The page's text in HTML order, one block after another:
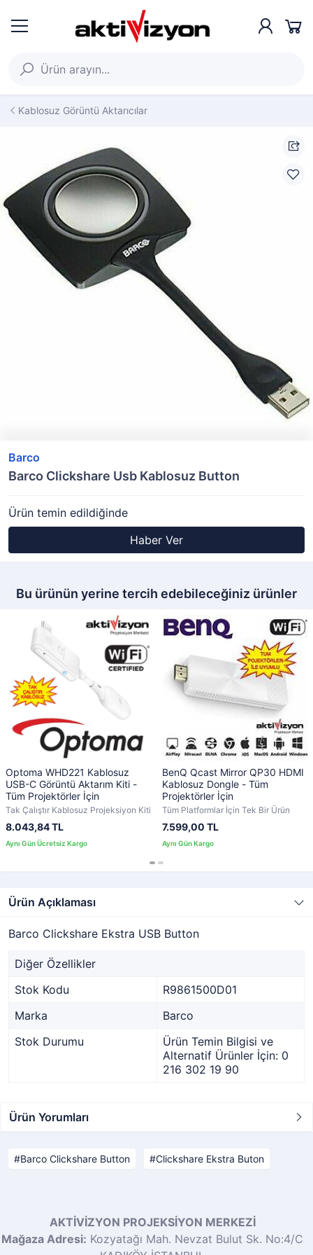
Kablosuz Görüntü Aktarıcılar
Barco
Barco Clickshare Usb Kablosuz Button
Ürün temin edildiğinde
Haber Ver
Bu ürünün yerine tercih edebileceğiniz ürünler
Optoma WHD221 Kablosuz
USB-C Görüntü Aktarım Kiti -
Tüm Projektörler İçin
Tak Çalıştır Kablosuz Projeksiyon Kiti
8.043,84 TL
BenQ Qcast Mirror QP30 HDMI
Kablosuz Dongle - Tüm
Projektörler İçin
Tüm Platformlar İçin Tek Bir Ürün
7.599,00 TL
Ürün Açıklaması
Barco Clickshare Ekstra USB Button
Diğer Özellikler
Stok Kodu
R9861500D01
Marka
Barco
Stok Durumu
Ürün Temin Bilgisi ve
Alternatif Ürünler İçin: 0
216 302 19 90
Ürün Yorumları
Barco Clickshare Button Clickshare Ekstra Buton
AKTİVİZYON PROJEKSİYON MERKEZİ
Mağaza Adresi: Kozyatağı Mah. Nevzat Bulut Sk. No:4/C